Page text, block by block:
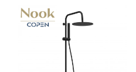
četvrtasti set
23.677,00 RSD /
DODAJ U KORPU